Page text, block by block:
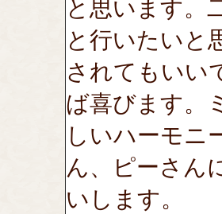
と思います。
と行いたいと
されてもいい
ば喜びます。
しいハーモニ
ん、ピーさん
いします。